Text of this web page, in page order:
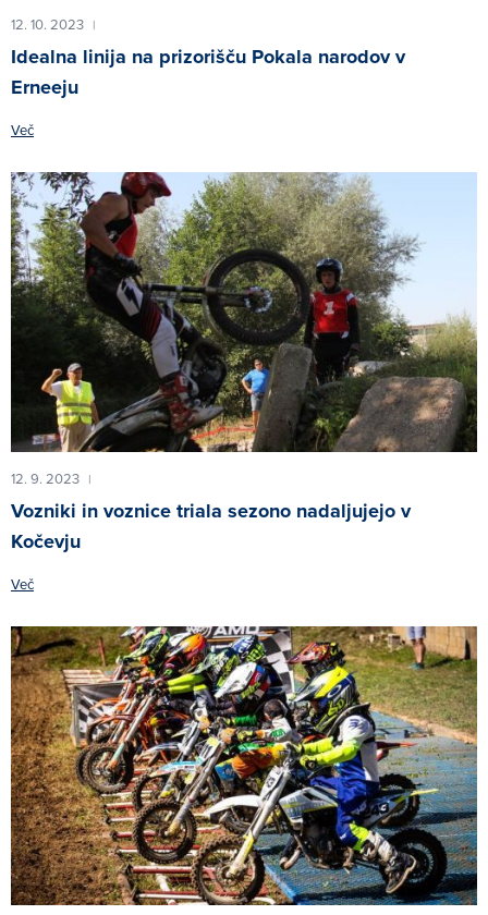
12. 10. 2023 |
Idealna linija na prizorišču Pokala narodov v
Erneeju
Več
12. 9. 2023 |
Vozniki in voznice triala sezono nadaljujejo v
Kočevju
Več